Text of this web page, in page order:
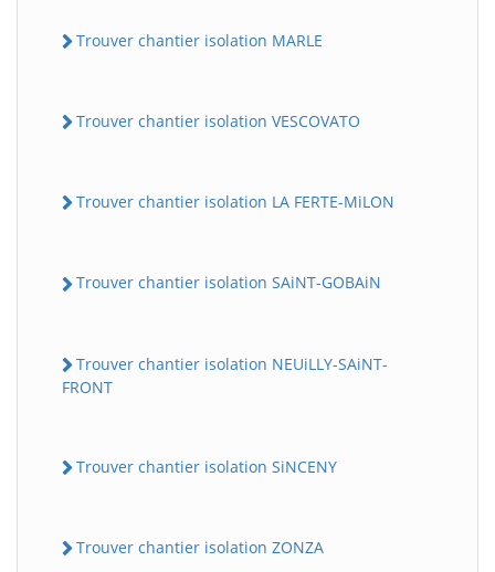
Trouver chantier isolation MARLE
Trouver chantier isolation VESCOVATO
Trouver chantier isolation LA FERTE-MiLON
Trouver chantier isolation SAiNT-GOBAiN
Trouver chantier isolation NEUiLLY-SAiNT-
FRONT
Trouver chantier isolation SiNCENY
Trouver chantier isolation ZONZA